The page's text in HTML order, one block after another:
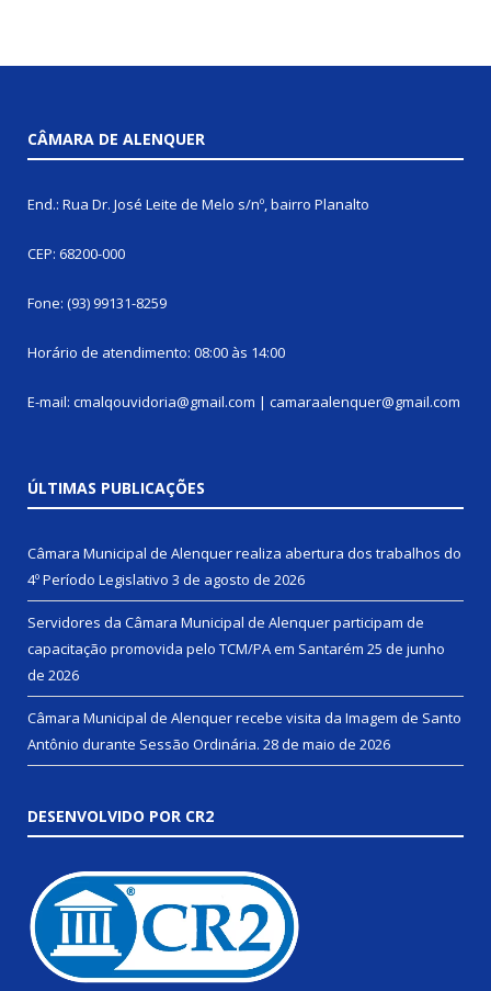
CÂMARA DE ALENQUER
End.: Rua Dr. José Leite de Melo s/nº, bairro Planalto
CEP: 68200-000
Fone: (93) 99131-8259
Horário de atendimento: 08:00 às 14:00
E-mail: cmalqouvidoria@gmail.com | camaraalenquer@gmail.com
ÚLTIMAS PUBLICAÇÕES
Câmara Municipal de Alenquer realiza abertura dos trabalhos do
4º Período Legislativo 3 de agosto de 2026
Servidores da Câmara Municipal de Alenquer participam de
capacitação promovida pelo TCM/PA em Santarém 25 de junho
de 2026
Câmara Municipal de Alenquer recebe visita da Imagem de Santo
Antônio durante Sessão Ordinária. 28 de maio de 2026
DESENVOLVIDO POR CR2